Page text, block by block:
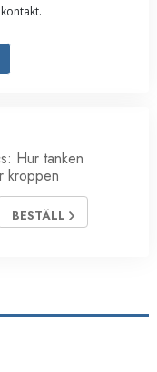
Hur tanken
kroppen
BESTÄLL